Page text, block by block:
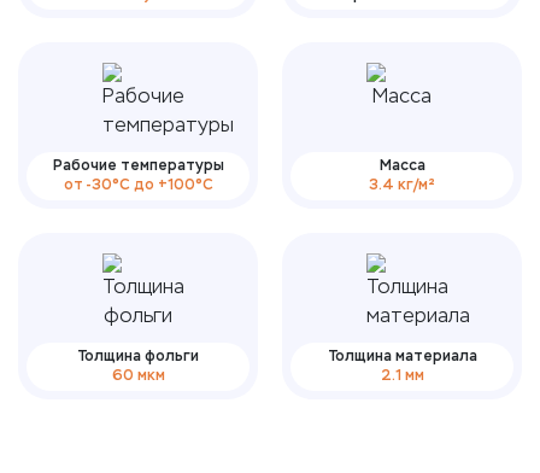
Рабочие температуры
от -30°С до +100°С
Масса
3.4 кг/м²
Толщина фольги
60 мкм
Толщина материала
2.1 мм